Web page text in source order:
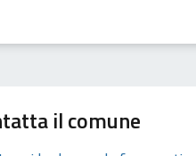
il comune